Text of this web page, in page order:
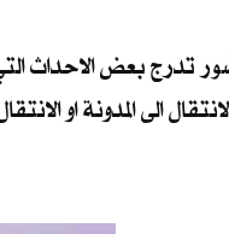
تدرج بعض الاحداث
الى المدونة او